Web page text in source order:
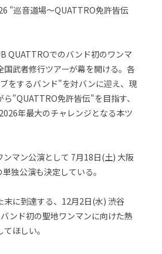
"巡音道場～QUATTRO免許皆伝
QUATTROでのバンド初のワンマ
国武者修行ツアーが幕を開ける。各
をするバンド"を対バンに迎え、現
"QUATTRO免許皆伝"を目指す、
年最大のチャレンジとなる本ツ
ンマン公演として 7月18日(土) 大阪
独公演も決定している。
末に到達する、12月2日(水) 渋谷
ンド初の聖地ワンマンに向けた熱
ほしい。